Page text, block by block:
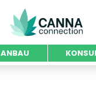
ANBAU